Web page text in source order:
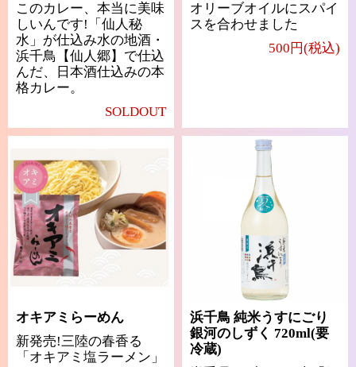
このカレー、本当に美味
しいんです!「仙人秘
水」が仕込み水の地酒・
浜千鳥【仙人郷】で仕込
んだ、日本酒仕込みの本
格カレー。
SOLDOUT
オリーブオイルにスパイ
スを合わせました
500円(税込)
オキアミらーめん
新発売!三陸の春香る
「オキアミ塩ラーメン」
浜千鳥 純米うすにごり
銀河のしずく 720ml(要
冷蔵)